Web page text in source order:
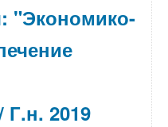
"Экономико-
Г.н. 2019